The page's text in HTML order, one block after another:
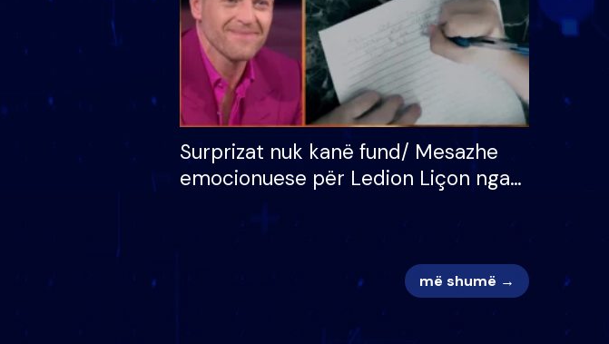
Surprizat nuk kanë fund/ Mesazhe
emocionuese për Ledion Liçon nga
më shumë →